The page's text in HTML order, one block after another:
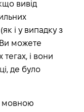
вивід
і у випадку з
можете
тегах, і вони
де було
мовною